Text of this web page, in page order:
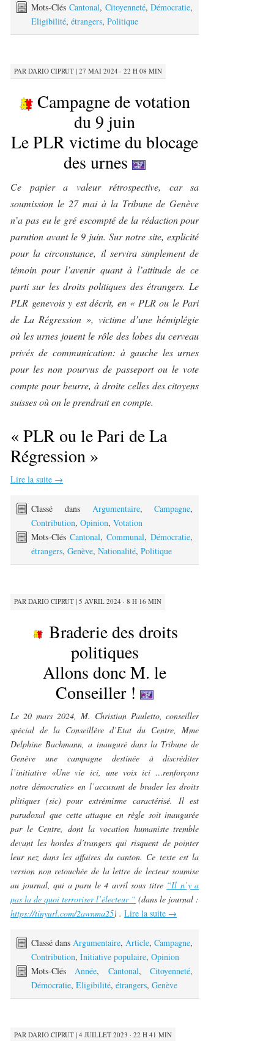
Mots-Clés Cantonal, Citoyenneté,Démocratie,
Eligibilité,étrangers,Politique
PAR DARIO CIPRUT |27 MAI 2024 · 22 H 08 MIN
Campagne de votation
du 9 juin
Le PLR victime du blocage
des urnes
Ce papier a valeur rétrospective, car sa
soumission le 27 mai à la Tribune de Genève
n’a pas eu le gré escompté de la rédaction pour
parution avant le 9 juin. Sur notre site, explicité
pour la circonstance, il servira simplement de
témoin pour l’avenir quant à l’attitude de ce
parti sur les droits politiques des étrangers. Le
PLR genevois y est décrit, en « PLR ou le Pari
de La Régression », victime d’une hémiplégie
où les urnes jouent le rôle des lobes du cerveau
privés de communication: à gauche les urnes
pour les non pourvus de passeport ou le vote
compte pour beurre, à droite celles des citoyens
suisses où on le prendrait en compte.
« PLR ou le Pari de La
Régression »
Lire la suite →
Classé dans Argumentaire,Campagne,
Contribution,Opinion,Votation
Mots-ClésCantonal,Communal,Démocratie,
étrangers,Genève,Nationalité,Politique
PAR DARIO CIPRUT |5 AVRIL 2024 · 8 H 16 MIN
Braderie des droits
politiques
Allons donc M. le
Conseiller !
Le 20 mars 2024, M. Christian Pauletto, conseiller
spécial de la Conseillère d’Etat du Centre, Mme
Delphine Bachmann, a inauguré dans la Tribune de
Genève une campagne destinée à discréditer
l’initiative «Une vie ici, une voix ici …renforçons
notre démocratie» en l’accusant de brader les droits
plitiques (sic) pour extrémisme caractérisé. Il est
paradoxal que cette attaque en règle soit inaugurée
par le Centre, dont la vocation humaniste tremble
devant les hordes d’trangers qui risquent de pointer
leur nez dans les affaires du canton. Ce texte est la
version non retouchée de la lettre de lecteur soumise
au journal, qui a paru le 4 avril sous titre “Il n’y a
pas la de quoi terroriser l’électeur “ (dans le journal :
https://tinyurl.com/2awnma25) . Lire la suite →
Classé dans Argumentaire, Article,Campagne,
Contribution,Initiative populaire,Opinion
Mots-Clés Année, Cantonal,Citoyenneté,
Démocratie,Eligibilité,étrangers,Genève
PAR DARIO CIPRUT |4 JUILLET 2023 · 22 H 41 MIN